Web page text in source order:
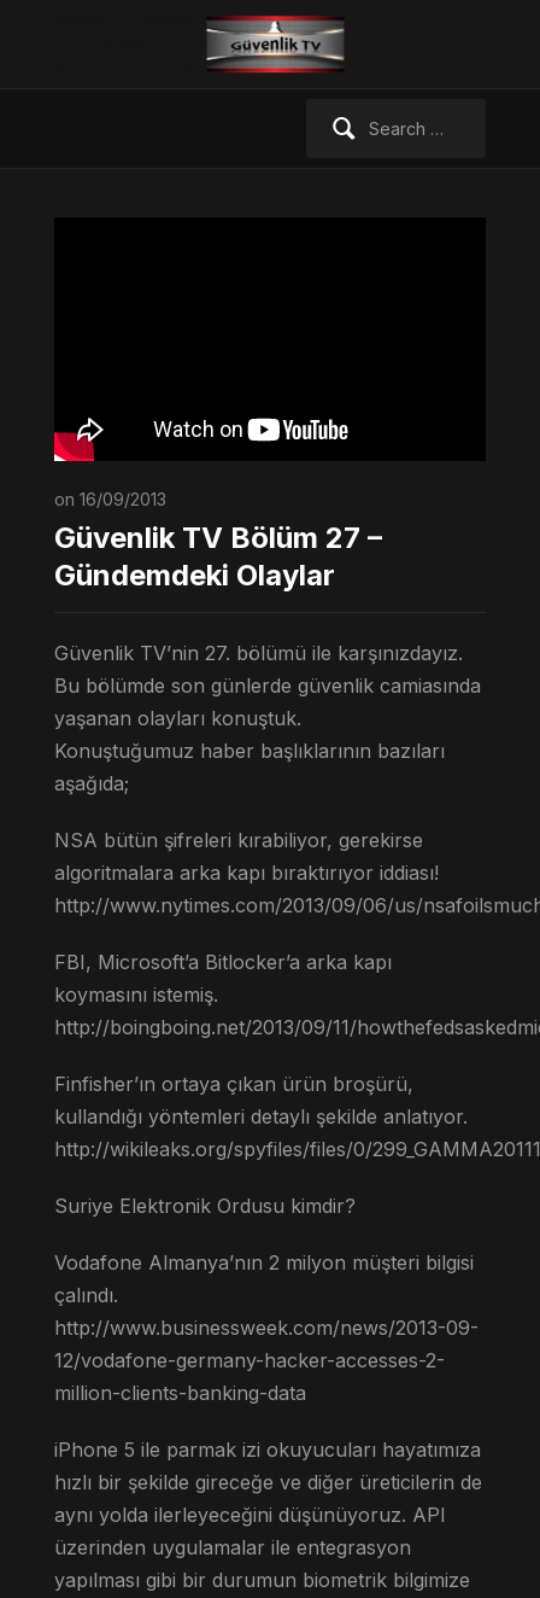
on 16/09/2013
Güvenlik TV Bölüm 27 –
Gündemdeki Olaylar
Güvenlik TV’nin 27. bölümü ile karşınızdayız.
Bu bölümde son günlerde güvenlik camiasında
yaşanan olayları konuştuk.
Konuştuğumuz haber başlıklarının bazıları
aşağıda;
NSA bütün şifreleri kırabiliyor, gerekirse
algoritmalara arka kapı bıraktırıyor iddiası!
http://www.nytimes.com/2013/09/06/us/
FBI, Microsoft’a Bitlocker’a arka kapı
koymasını istemiş.
http://boingboing.net/2013/09/11/
Finfisher’ın ortaya çıkan ürün broşürü,
kullandığı yöntemleri detaylı şekilde anlatıyor.
http://wikileaks.org/spyfiles/files/0/
Suriye Elektronik Ordusu kimdir?
Vodafone Almanya’nın 2 milyon müşteri bilgisi
çalındı.
http://www.businessweek.com/news/2013-09-
12/vodafone-germany-hacker-accesses-2-
million-clients-banking-data
iPhone 5 ile parmak izi okuyucuları hayatımıza
hızlı bir şekilde gireceğe ve diğer üreticilerin de
aynı yolda ilerleyeceğini düşünüyoruz. API
üzerinden uygulamalar ile entegrasyon
yapılması gibi bir durumun biometrik bilgimize